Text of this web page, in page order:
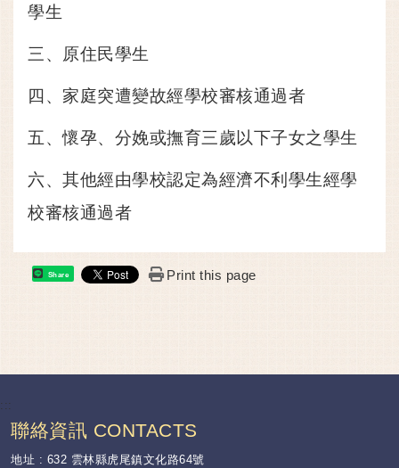
學生
三、原住民學生
四、家庭突遭變故經學校審核通過者
五、懷孕、分娩或撫育三歲以下子女之學生
六、其他經由學校認定為經濟不利學生經學
校審核通過者
Share Print this page
:::
聯絡資訊 CONTACTS
地址 : 632 雲林縣虎尾鎮文化路64號